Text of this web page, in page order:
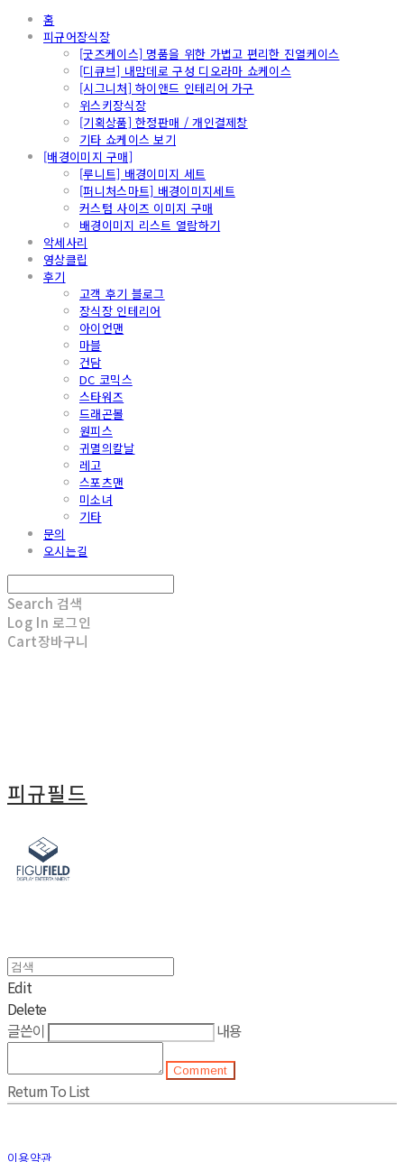
홈
피규어장식장
[굿즈케이스] 명품을 위한 가볍고 편리한 진열케이스
[디큐브] 내맘데로 구성 디오라마 쇼케이스
[시그니처] 하이앤드 인테리어 가구
위스키장식장
[기획상품] 한정판매 / 개인결제창
기타 쇼케이스 보기
[배경이미지 구매]
[루니트] 배경이미지 세트
[퍼니처스마트] 배경이미지세트
커스텀 사이즈 이미지 구매
배경이미지 리스트 열람하기
악세사리
영상클립
후기
고객 후기 블로그
장식장 인테리어
아이언맨
마블
건담
DC 코믹스
스타워즈
드래곤볼
원피스
귀멸의칼날
레고
스포츠맨
미소녀
기타
문의
오시는길
Search 검색
Log In 로그인
Cart장바구니
피규필드
Edit
Delete
글쓴이
내용
Comment
Return To List
이용약관